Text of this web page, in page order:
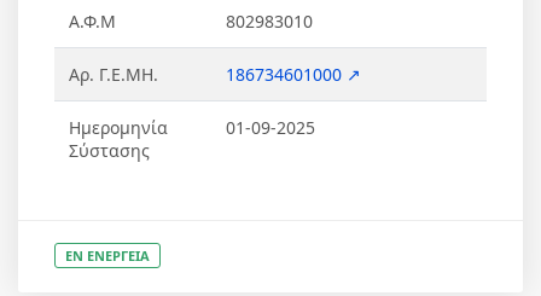
Α.Φ.Μ 802983010
Αρ. Γ.Ε.ΜΗ. 186734601000 ↗
Ημερομηνία
Σύστασης
01-09-2025
ΕΝ ΕΝΕΡΓΕΙΑ